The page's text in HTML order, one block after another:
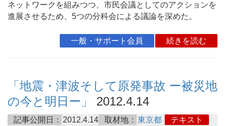
ネットワークを組みつつ、市民会議としてのアクションを
進展させるため、5つの分科会による議論を深めた。
一般・サポート会員 続きを読む
「地震・津波そして原発事故 ー被災地
の今と明日ー」
2012.4.14
記事公開日： 2012.4.14 取材地： 東京都
テキスト